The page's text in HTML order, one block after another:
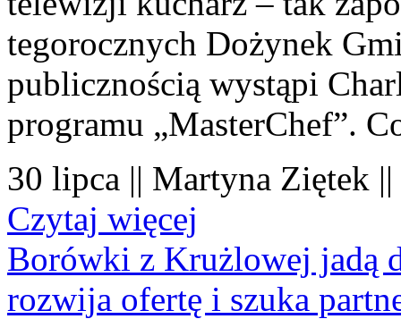
tegorocznych Dożynek
publicznością wystąpi
programu „MasterChef”.
30 lipca || Martyna Ziętek
Czytaj więcej
Borówki z Krużlowej jadą
rozwija ofertę i szuka